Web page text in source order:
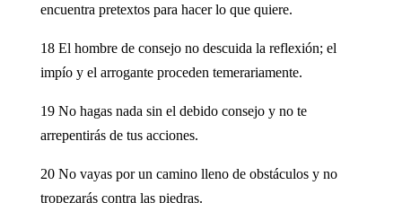
encuentra pretextos para hacer lo que quiere.
18 El hombre de consejo no descuida la reflexión; el
impío y el arrogante proceden temerariamente.
19 No hagas nada sin el debido consejo y no te
arrepentirás de tus acciones.
20 No vayas por un camino lleno de obstáculos y no
tropezarás contra las piedras.